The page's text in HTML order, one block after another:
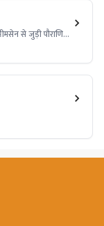
से जुड़ी पौराणिक